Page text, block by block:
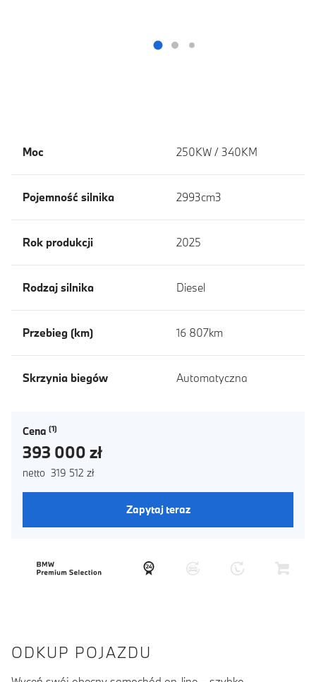
Moc 250KW / 340KM
Pojemność silnika 2993cm3
Rok produkcji 2025
Rodzaj silnika Diesel
Przebieg (km) 16 807km
Skrzynia biegów Automatyczna
Cena
393 000 zł
netto 319 512 zł
Zapytaj teraz
ODKUP POJAZDU